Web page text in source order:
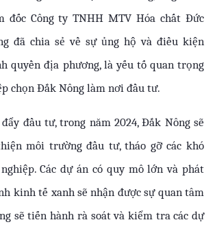
đốc Công ty TNHH MTV Hóa chất Đức
đã chia sẻ về sự ủng hộ và điều kiện
quyền địa phương, là yếu tố quan trọng
chọn Đắk Nông làm nơi đầu tư.
đầu tư, trong năm 2024, Đắk Nông sẽ
môi trường đầu tư, tháo gỡ các khó
Các dự án có quy mô lớn và phát
kinh tế xanh sẽ nhận được sự quan tâm
sẽ tiến hành rà soát và kiểm tra các dự